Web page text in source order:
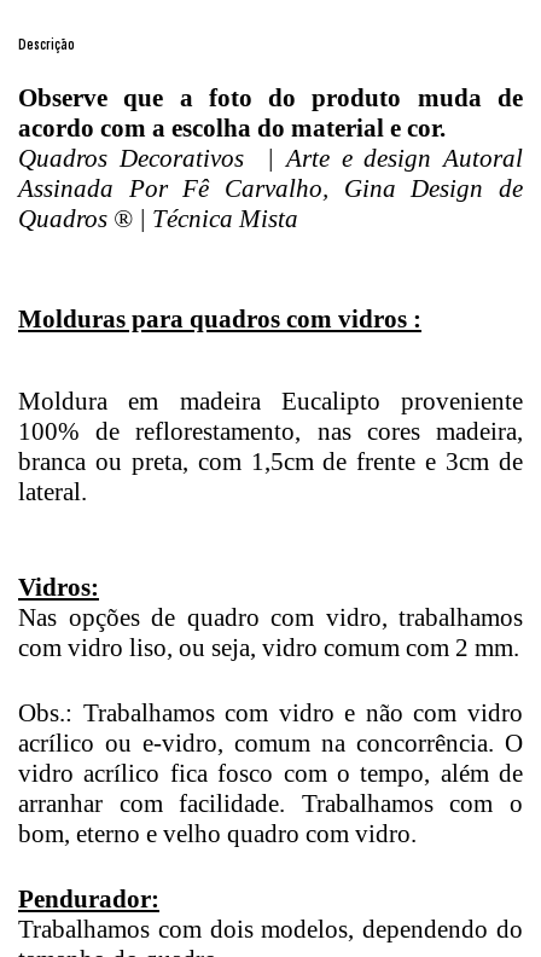
Descrição
Observe que a foto do produto muda de
acordo com a escolha do material e cor.
Quadros Decorativos | Arte e design Autoral
Assinada Por Fê Carvalho, Gina Design de
Quadros ® | Técnica Mista
Molduras para quadros com vidros :
Moldura em madeira Eucalipto proveniente
100% de reflorestamento, nas cores madeira,
branca ou preta, com 1,5cm de frente e 3cm de
lateral.
Vidros:
Nas opções de quadro com vidro, trabalhamos
com vidro liso, ou seja, vidro comum com 2 mm.
Obs.: Trabalhamos com vidro e não com vidro
acrílico ou e-vidro, comum na concorrência. O
vidro acrílico fica fosco com o tempo, além de
arranhar com facilidade. Trabalhamos com o
bom, eterno e velho quadro com vidro.
Pendurador:
Trabalhamos com dois modelos, dependendo do